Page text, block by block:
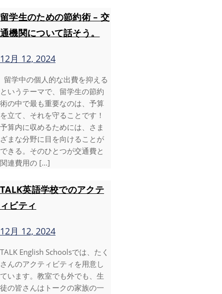
留学生のための節約術 – 交
通機関について話そう。
12月 12, 2024
留学中の個人的な出費を抑える
というテーマで、留学生の節約
術の中で最も重要なのは、予算
を立て、それを守ることです！
予算内に収めるためには、さま
ざまな分野に目を向けることが
できる。そのひとつが交通費と
関連費用の […]
TALK英語学校でのアクテ
ィビティ
12月 12, 2024
TALK English Schoolsでは、たく
さんのアクティビティを用意し
ています。教室でも外でも、生
徒の皆さんはトークの家族の一